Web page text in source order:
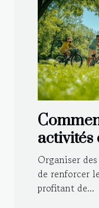
toute la
Organiser
de renforcer
profitant de...